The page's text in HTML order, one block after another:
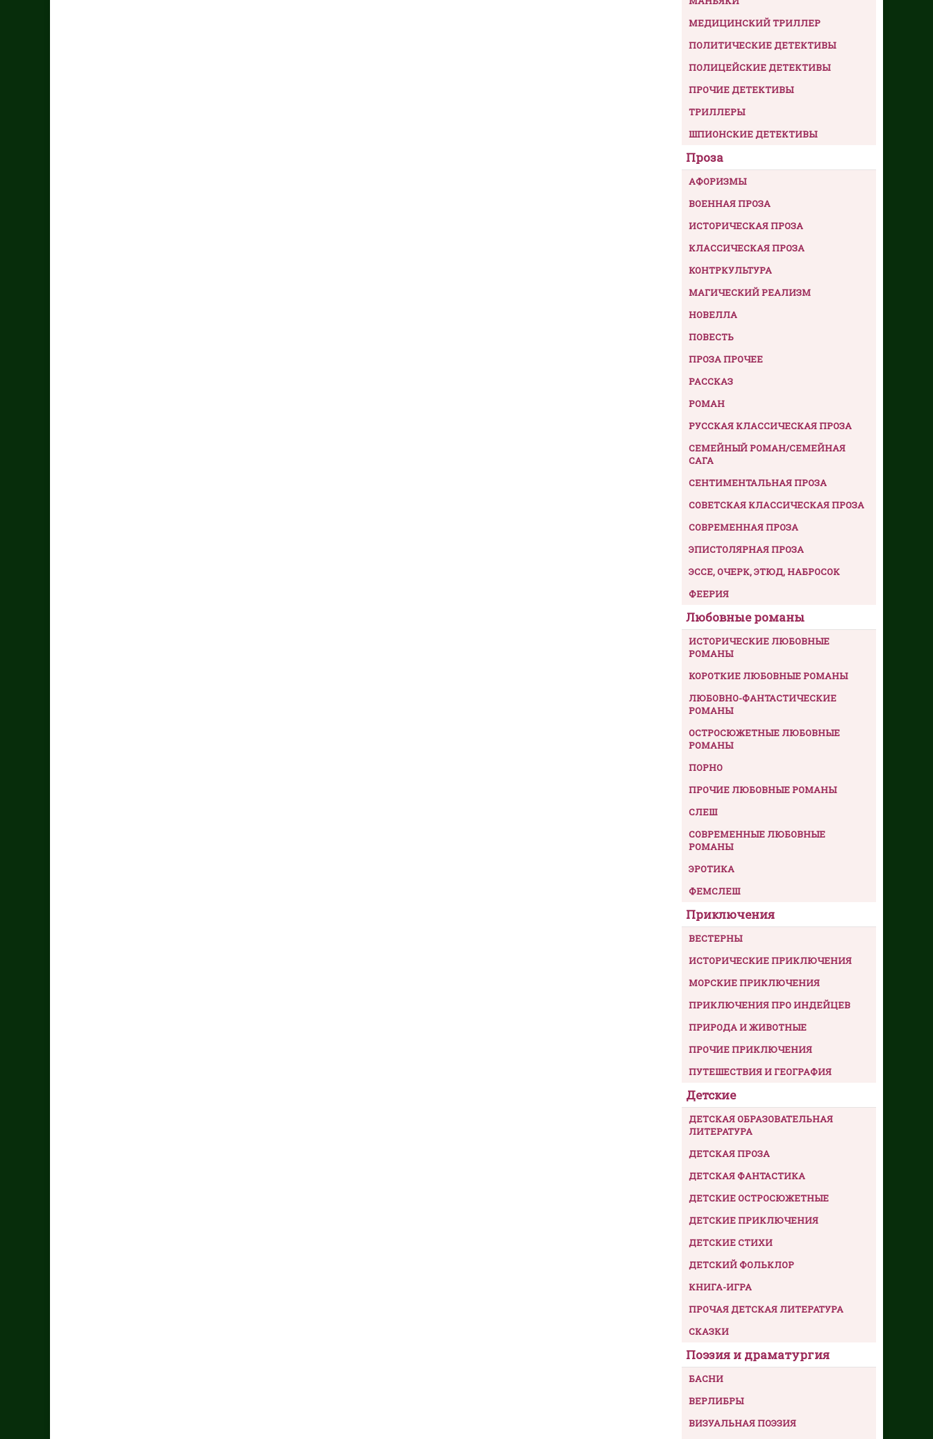
МЕДИЦИНСКИЙ ТРИЛЛЕР
ПОЛИТИЧЕСКИЕ ДЕТЕКТИВЫ
ПОЛИЦЕЙСКИЕ ДЕТЕКТИВЫ
ПРОЧИЕ ДЕТЕКТИВЫ
ТРИЛЛЕРЫ
ШПИОНСКИЕ ДЕТЕКТИВЫ
Проза
АФОРИЗМЫ
ВОЕННАЯ ПРОЗА
ИСТОРИЧЕСКАЯ ПРОЗА
КЛАССИЧЕСКАЯ ПРОЗА
КОНТРКУЛЬТУРА
МАГИЧЕСКИЙ РЕАЛИЗМ
НОВЕЛЛА
ПОВЕСТЬ
ПРОЗА ПРОЧЕЕ
РАССКАЗ
РОМАН
РУССКАЯ КЛАССИЧЕСКАЯ ПРОЗА
СЕМЕЙНЫЙ РОМАН/СЕМЕЙНАЯ
САГА
СЕНТИМЕНТАЛЬНАЯ ПРОЗА
СОВЕТСКАЯ КЛАССИЧЕСКАЯ ПРОЗА
СОВРЕМЕННАЯ ПРОЗА
ЭПИСТОЛЯРНАЯ ПРОЗА
ЭССЕ, ОЧЕРК, ЭТЮД, НАБРОСОК
ФЕЕРИЯ
Любовные романы
ИСТОРИЧЕСКИЕ ЛЮБОВНЫЕ
РОМАНЫ
КОРОТКИЕ ЛЮБОВНЫЕ РОМАНЫ
ЛЮБОВНО-ФАНТАСТИЧЕСКИЕ
РОМАНЫ
ОСТРОСЮЖЕТНЫЕ ЛЮБОВНЫЕ
РОМАНЫ
ПОРНО
ПРОЧИЕ ЛЮБОВНЫЕ РОМАНЫ
СЛЕШ
СОВРЕМЕННЫЕ ЛЮБОВНЫЕ
РОМАНЫ
ЭРОТИКА
ФЕМСЛЕШ
Приключения
ВЕСТЕРНЫ
ИСТОРИЧЕСКИЕ ПРИКЛЮЧЕНИЯ
МОРСКИЕ ПРИКЛЮЧЕНИЯ
ПРИКЛЮЧЕНИЯ ПРО ИНДЕЙЦЕВ
ПРИРОДА И ЖИВОТНЫЕ
ПРОЧИЕ ПРИКЛЮЧЕНИЯ
ПУТЕШЕСТВИЯ И ГЕОГРАФИЯ
Детские
ДЕТСКАЯ ОБРАЗОВАТЕЛЬНАЯ
ЛИТЕРАТУРА
ДЕТСКАЯ ПРОЗА
ДЕТСКАЯ ФАНТАСТИКА
ДЕТСКИЕ ОСТРОСЮЖЕТНЫЕ
ДЕТСКИЕ ПРИКЛЮЧЕНИЯ
ДЕТСКИЕ СТИХИ
ДЕТСКИЙ ФОЛЬКЛОР
КНИГА-ИГРА
ПРОЧАЯ ДЕТСКАЯ ЛИТЕРАТУРА
СКАЗКИ
Поэзия и драматургия
БАСНИ
ВЕРЛИБРЫ
ВИЗУАЛЬНАЯ ПОЭЗИЯ